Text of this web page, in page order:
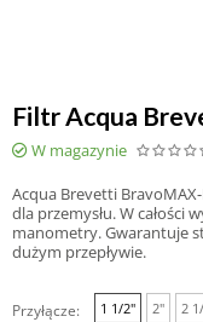
Filtr Acqua
W magazynie
Acqua Brevetti
dla przemysłu. W całości
manometry. Gwarantuje
dużym przepływie.
Przyłącze: 1 1/2" 2" 2